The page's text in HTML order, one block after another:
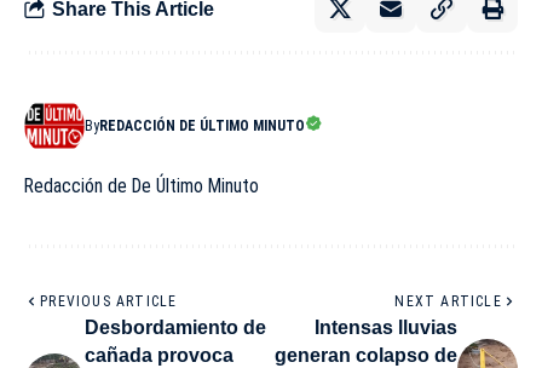
Share This Article
ByREDACCIÓN DE ÚLTIMO MINUTO
Redacción de De Último Minuto
PREVIOUS ARTICLE
Desbordamiento de
cañada provoca
NEXT ARTICLE
Intensas lluvias
generan colapso de